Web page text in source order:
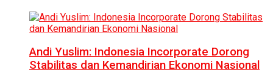
Andi Yuslim: Indonesia Incorporate Dorong
Stabilitas dan Kemandirian Ekonomi Nasional